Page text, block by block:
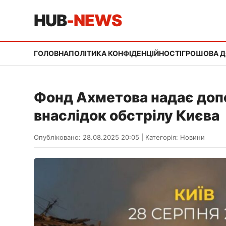
HUB-NEWS
ГОЛОВНАПОЛІТИКА КОНФІДЕНЦІЙНОСТІГРОШОВА
Фонд Ахметова надає
внаслідок обстрілу Києва
Опубліковано: 28.08.2025 20:05 Категорія: Новини